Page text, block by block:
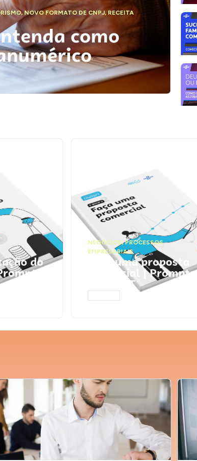
,NOVO FORMATO DE CNPJ,RECEITA
como
do
NEGÓCIOS,PROCESSOS
EMPRESARIAIS
Faça uma proposta
comercial | Prompts
ChatGPT